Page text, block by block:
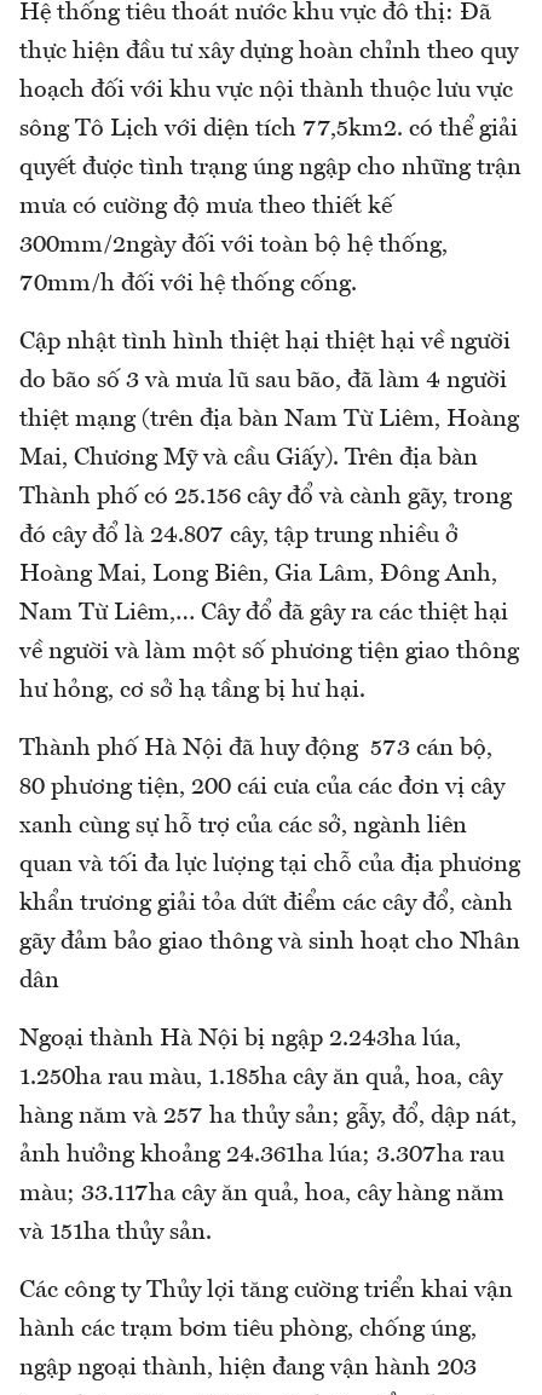
Hệ thống tiêu thoát nước khu vực đô thị: Đã
thực hiện đầu tư xây dựng hoàn chỉnh theo quy
hoạch đối với khu vực nội thành thuộc lưu vực
sông Tô Lịch với diện tích 77,5km2. có thể giải
quyết được tình trạng úng ngập cho những trận
mưa có cường độ mưa theo thiết kế
300mm/2ngày đối với toàn bộ hệ thống,
70mm/h đối với hệ thống cống.
Cập nhật tình hình thiệt hại thiệt hại về người
do bão số 3 và mưa lũ sau bão, đã làm 4 người
thiệt mạng (trên địa bàn Nam Từ Liêm, Hoàng
Mai, Chương Mỹ và cầu Giấy). Trên địa bàn
Thành phố có 25.156 cây đổ và cành gãy, trong
đó cây đổ là 24.807 cây, tập trung nhiều ở
Hoàng Mai, Long Biên, Gia Lâm, Đông Anh,
Nam Từ Liêm,… Cây đổ đã gây ra các thiệt hại
về người và làm một số phương tiện giao thông
hư hỏng, cơ sở hạ tầng bị hư hại.
Thành phố Hà Nội đã huy động 573 cán bộ,
80 phương tiện, 200 cái cưa của các đơn vị cây
xanh cùng sự hỗ trợ của các sở, ngành liên
quan và tối đa lực lượng tại chỗ của địa phương
khẩn trương giải tỏa dứt điểm các cây đổ, cành
gãy đảm bảo giao thông và sinh hoạt cho Nhân
dân
Ngoại thành Hà Nội bị ngập 2.243ha lúa,
1.250ha rau màu, 1.185ha cây ăn quả, hoa, cây
hàng năm và 257 ha thủy sản; gẫy, đổ, dập nát,
ảnh hưởng khoảng 24.361ha lúa; 3.307ha rau
màu; 33.117ha cây ăn quả, hoa, cây hàng năm
và 151ha thủy sản.
Các công ty Thủy lợi tăng cường triển khai vận
hành các trạm bơm tiêu phòng, chống úng,
ngập ngoại thành, hiện đang vận hành 203